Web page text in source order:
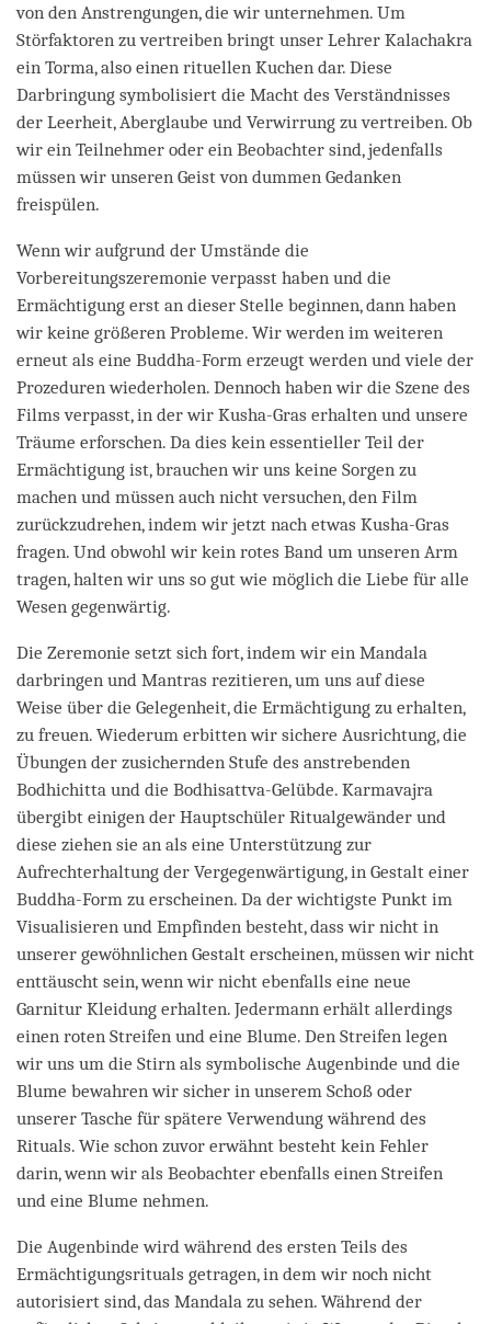
von den Anstrengungen, die wir unternehmen. Um
Störfaktoren zu vertreiben bringt unser Lehrer Kalachakra
ein Torma, also einen rituellen Kuchen dar. Diese
Darbringung symbolisiert die Macht des Verständnisses
der Leerheit, Aberglaube und Verwirrung zu vertreiben. Ob
wir ein Teilnehmer oder ein Beobachter sind, jedenfalls
müssen wir unseren Geist von dummen Gedanken
freispülen.
Wenn wir aufgrund der Umstände die
Vorbereitungszeremonie verpasst haben und die
Ermächtigung erst an dieser Stelle beginnen, dann haben
wir keine größeren Probleme. Wir werden im weiteren
erneut als eine Buddha-Form erzeugt werden und viele der
Prozeduren wiederholen. Dennoch haben wir die Szene des
Films verpasst, in der wir Kusha-Gras erhalten und unsere
Träume erforschen. Da dies kein essentieller Teil der
Ermächtigung ist, brauchen wir uns keine Sorgen zu
machen und müssen auch nicht versuchen, den Film
zurückzudrehen, indem wir jetzt nach etwas Kusha-Gras
fragen. Und obwohl wir kein rotes Band um unseren Arm
tragen, halten wir uns so gut wie möglich die Liebe für alle
Wesen gegenwärtig.
Die Zeremonie setzt sich fort, indem wir ein Mandala
darbringen und Mantras rezitieren, um uns auf diese
Weise über die Gelegenheit, die Ermächtigung zu erhalten,
zu freuen. Wiederum erbitten wir sichere Ausrichtung, die
Übungen der zusichernden Stufe des anstrebenden
Bodhichitta und die Bodhisattva-Gelübde. Karmavajra
übergibt einigen der Hauptschüler Ritualgewänder und
diese ziehen sie an als eine Unterstützung zur
Aufrechterhaltung der Vergegenwärtigung, in Gestalt einer
Buddha-Form zu erscheinen. Da der wichtigste Punkt im
Visualisieren und Empfinden besteht, dass wir nicht in
unserer gewöhnlichen Gestalt erscheinen, müssen wir nicht
enttäuscht sein, wenn wir nicht ebenfalls eine neue
Garnitur Kleidung erhalten. Jedermann erhält allerdings
einen roten Streifen und eine Blume. Den Streifen legen
wir uns um die Stirn als symbolische Augenbinde und die
Blume bewahren wir sicher in unserem Schoß oder
unserer Tasche für spätere Verwendung während des
Rituals. Wie schon zuvor erwähnt besteht kein Fehler
darin, wenn wir als Beobachter ebenfalls einen Streifen
und eine Blume nehmen.
Die Augenbinde wird während des ersten Teils des
Ermächtigungsrituals getragen, in dem wir noch nicht
autorisiert sind, das Mandala zu sehen. Während der